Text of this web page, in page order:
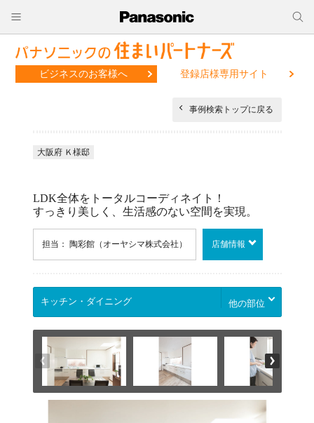
ビジネスのお客様へ 登録店様専用サイト
事例検索トップに戻る
大阪府 Ｋ様邸
LDK全体をトータルコーディネイト！
すっきり美しく、生活感のない空間を実現。
担当： 陶彩館（オーヤシマ株式会社） 店舗情報
他の部位